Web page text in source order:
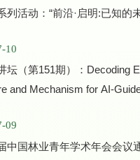
列活动：“前沿·启明:已知的
10
坛（第151期）：Decoding
and Mechanism for AI-
09
中国林业青年学术年会会议